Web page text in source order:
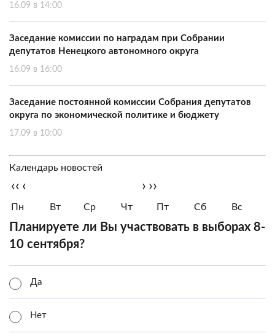
16.09 в 14:00
Заседание комиссии по наградам при Собрании
депутатов Ненецкого автономного округа
16.09 в 16:00
Заседание постоянной комиссии Собрания депутатов
округа по экономической политике и бюджету
17.09 в 10:00
Календарь новостей
‹‹ ‹ › ››
Пн Вт Ср Чт Пт Сб Вс
Планируете ли Вы участвовать в выборах 8-
10 сентября?
Да
Нет